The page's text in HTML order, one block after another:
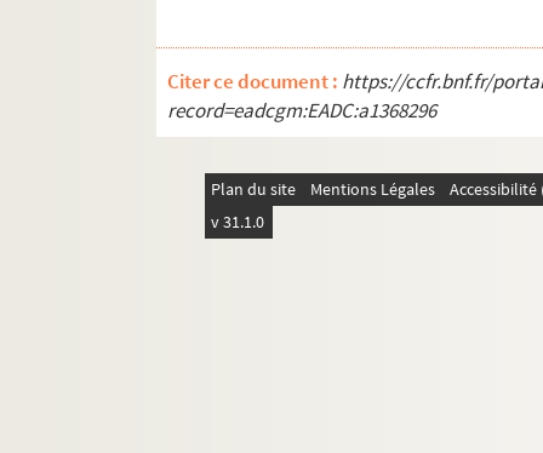
Est. T. Degl. 80. Rouen, rue de la Prison /
Est. T. Degl. 81. [Rouen, abside de la vieille
Est. T. Degl. 83. St Pierre l'Honorez [sic] au
Est. T. Degl. 84. [Rouen, église Saint-Pierre
Citer ce document : https://ccfr.bnf.fr/
record=eadcgm:EADC:a1368296
Plan du site Mentions Légales
v 31.1.0